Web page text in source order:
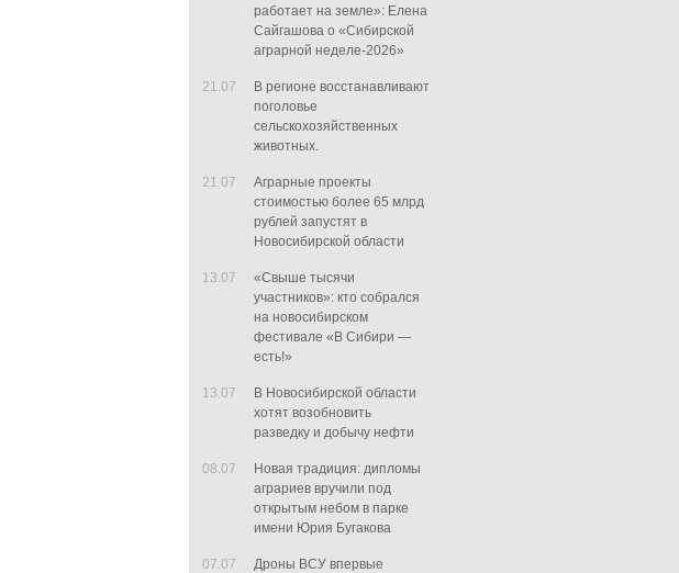
работает на земле»: Елена
Сайгашова о «Сибирской
аграрной неделе-2026»
21.07
В регионе восстанавливают
поголовье
сельскохозяйственных
животных.
21.07
Аграрные проекты
стоимостью более 65 млрд
рублей запустят в
Новосибирской области
13.07
«Свыше тысячи
участников»: кто собрался
на новосибирском
фестивале «В Сибири —
есть!»
13.07
В Новосибирской области
хотят возобновить
разведку и добычу нефти
08.07
Новая традиция: дипломы
аграриев вручили под
открытым небом в парке
имени Юрия Бугакова
07.07
Дроны ВСУ впервые